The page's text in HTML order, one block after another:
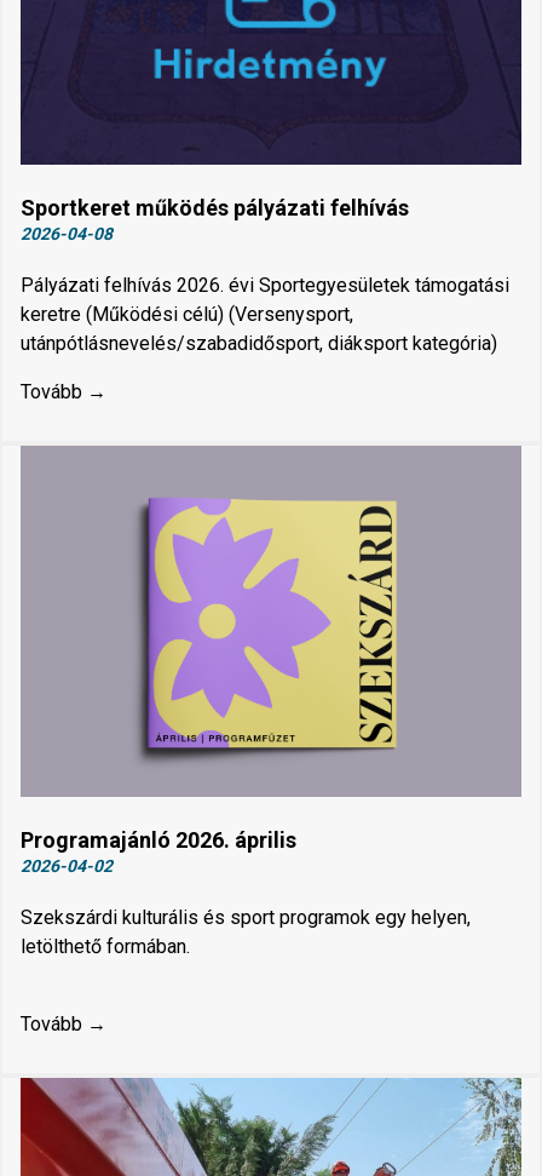
Sportkeret működés pályázati felhívás
2026-04-08
Pályázati felhívás 2026. évi Sportegyesületek támogatási
keretre (Működési célú) (Versenysport,
utánpótlásnevelés/szabadidősport, diáksport kategória)
Tovább →
Programajánló 2026. április
2026-04-02
Szekszárdi kulturális és sport programok egy helyen,
letölthető formában.
Tovább →